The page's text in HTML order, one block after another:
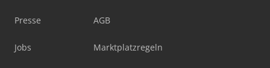
Presse
Jobs
AGB
Marktplatzregeln